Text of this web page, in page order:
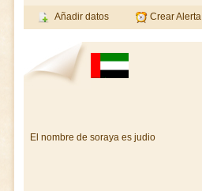
Añadir datos Crear Alerta
El nombre de soraya es judio